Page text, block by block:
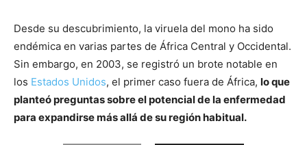
Desde su descubrimiento, la viruela del mono ha sido
endémica en varias partes de África Central y Occidental.
Sin embargo, en 2003, se registró un brote notable en
los Estados Unidos, el primer caso fuera de África, lo que
planteó preguntas sobre el potencial de la enfermedad
para expandirse más allá de su región habitual.